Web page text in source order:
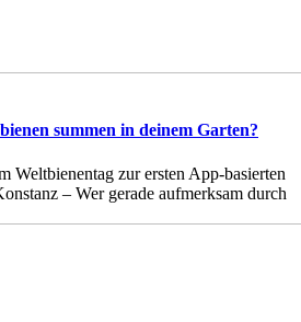
summen in deinem Garten?
Weltbienentag zur ersten App-basierten
– Wer gerade aufmerksam durch